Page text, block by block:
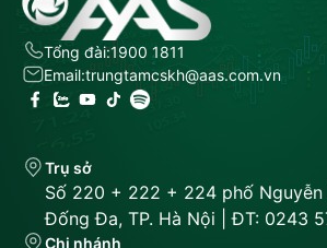
Tổng đài:1900 1811
Email:trungtamcskh@aas.com.vn
Trụ sở
Số 220 + 222 + 224 phố Nguyễn
Đống Đa, TP. Hà Nội | ĐT: 0243
Chi nhánh